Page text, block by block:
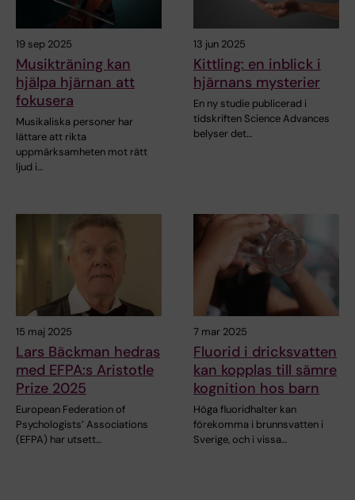
19 sep 2025
Musikträning kan
hjälpa hjärnan att
fokusera
Musikaliska personer har
lättare att rikta
uppmärksamheten mot rätt
ljud i…
13 jun 2025
Kittling: en inblick i
hjärnans mysterier
En ny studie publicerad i
tidskriften Science Advances
belyser det…
15 maj 2025
Lars Bäckman hedras
med EFPA:s Aristotle
Prize 2025
European Federation of
Psychologists’ Associations
(EFPA) har utsett…
7 mar 2025
Fluorid i dricksvatten
kan kopplas till sämre
kognition hos barn
Höga fluoridhalter kan
förekomma i brunnsvatten i
Sverige, och i vissa…